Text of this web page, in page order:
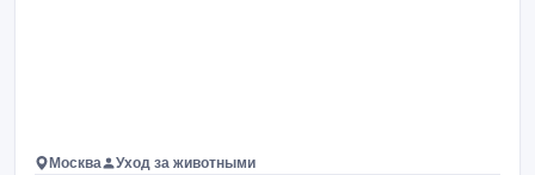
Москва Уход за животными